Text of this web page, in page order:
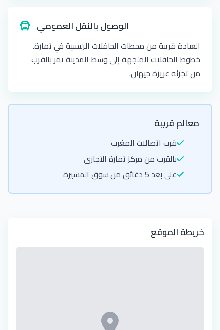
الوصول بالنقل العمومي
العيادة قريبة من محطات الحافلات الرئيسية في تمارة.
خطوط الحافلات المتجهة إلى وسط المدينة تمر بالقرب
من تجزئة عزيزة جيهان.
معالم قريبة
قرب اتصالات المغرب
بالقرب من مركز تمارة التجاري
على بعد 5 دقائق من سوق المسيرة
خريطة الموقع